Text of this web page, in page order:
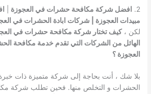
2. افضل شركة مكافحة حشرات في العجوزة
مبيدات العجوزة | شركات ابادة الحشرات في
لكن ،كيف تختار شركة مكافحة حشرات في
الهائل من الشركات التي تقدم خدمة مكافحة
العجوزة ؟
بلا شك ، أنت بحاجة إلى شركة متميزة ذات
الحشرات و التخلص منها. فحين تطلب شركة